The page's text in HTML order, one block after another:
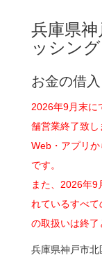
兵庫県
ッシング
お金の借
2026年9月末に
舗営業終了致し
Web・アプリ
です。
また、2026年9
れているすべ
の取扱いは終了
兵庫県神戸市